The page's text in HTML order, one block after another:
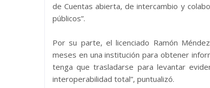
de Cuentas abierta, de intercambio y
públicos”.
Por su parte, el licenciado Ramón
meses en una institución para obtener
tenga que trasladarse para levantar
interoperabilidad total”, puntualizó.